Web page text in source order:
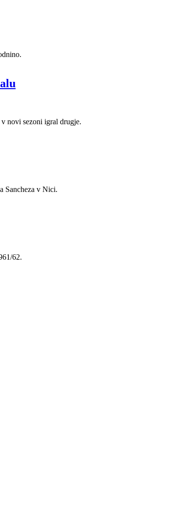
novi sezoni igral drugje.
Sancheza v Nici.
62.